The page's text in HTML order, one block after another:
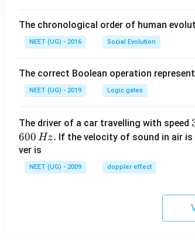
The chronological order of human
NEET (UG) - 2016 Social Evolution
The correct Boolean operation
NEET (UG) - 2019 Logic gates
The driver of a car travelling with speed
600 Hz. If the velocity of sound in air is
ver is
NEET (UG) - 2009 doppler effect